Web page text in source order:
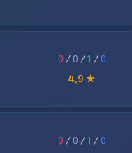
0 / 0 /1 /0
4,9 ★
0 / 0 /1 /0